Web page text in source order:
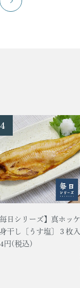
毎日シリーズ】真ホッケ
干し〔うす塩〕３枚入
円(税込)